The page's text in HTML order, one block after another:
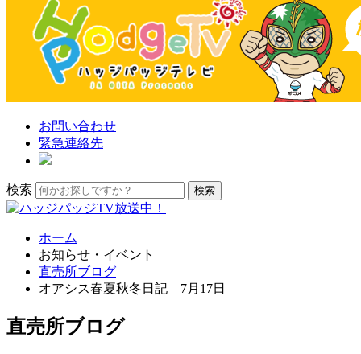
お問い合わせ
緊急連絡先
検索
ホーム
お知らせ・イベント
直売所ブログ
オアシス春夏秋冬日記 7月17日
直売所ブログ